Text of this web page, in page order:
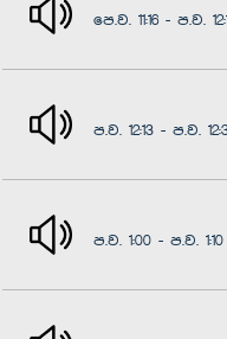
පෙ.ව. 11:16 - ප.ව.
ප.ව. 12:13 - ප.ව.
ප.ව. 1:00 - ප.ව. 1:10